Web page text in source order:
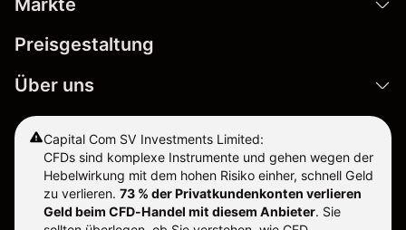
Märkte
Preisgestaltung
Über uns
Capital Com SV Investments Limited:
CFDs sind komplexe Instrumente und gehen wegen der
Hebelwirkung mit dem hohen Risiko einher, schnell Geld
zu verlieren. 73 % der Privatkundenkonten verlieren
Geld beim CFD-Handel mit diesem Anbieter. Sie